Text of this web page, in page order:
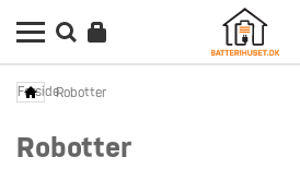
ForsideRobotter
Robotter